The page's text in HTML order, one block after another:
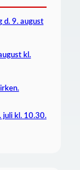
d. 9. august
kl.
juli kl. 10.30.